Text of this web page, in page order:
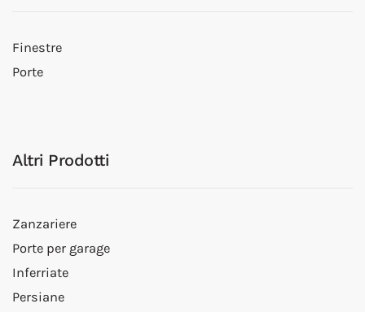
Finestre
Porte
Altri Prodotti
Zanzariere
Porte per garage
Inferriate
Persiane